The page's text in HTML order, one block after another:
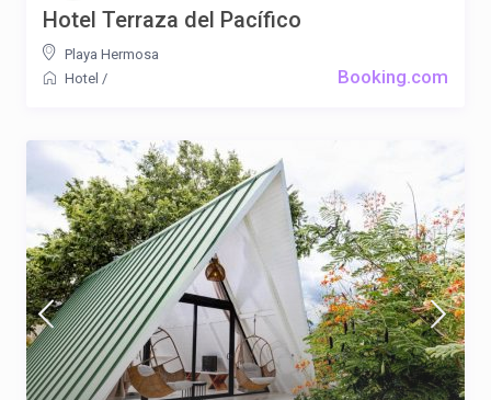
Booking.com
Hotel Terraza del Pacífico
Playa Hermosa
Hotel /